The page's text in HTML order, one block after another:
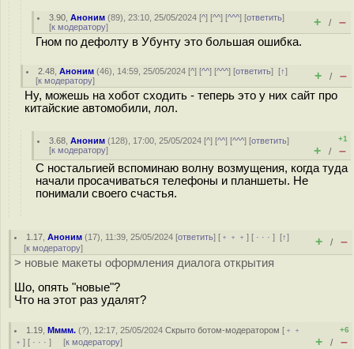
3.90 ,Аноним (89), 23:10, 25/05/2024 [^] [^^] [^^^] [ответить]
[к модератору] + / –
Гном по дефолту в Убунту это большая ошибка.
2.48 ,Аноним (46), 14:59, 25/05/2024 [^] [^^] [^^^] [ответить][↑]
[к модератору] + / –
Ну, можешь на хобот сходить - теперь это у них сайт про
китайские автомобили, лол.
3.68 ,Аноним (128), 17:00, 25/05/2024 [^] [^^] [^^^] [ответить]
[к модератору]
+1
+ / –
С ностальгией вспоминаю волну возмущения, когда туда
начали просачиваться телефоны и планшеты. Не
понимали своего счастья.
1.17 ,Аноним (17), 11:39, 25/05/2024 [ответить] [ ﹢﹢﹢] [ · · ·][↑]
[к модератору] + / –
> новые макеты оформления диалога открытия
Шо, опять "новые"?
Что на этот раз удалят?
1.19 ,Мммм. (?), 12:17, 25/05/2024Скрыто ботом-модератором [ ﹢﹢
﹢ ] [ · · · ] [к модератору]
+6
+ / –